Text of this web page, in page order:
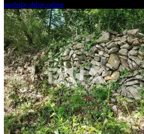
pogledaj slične oglase